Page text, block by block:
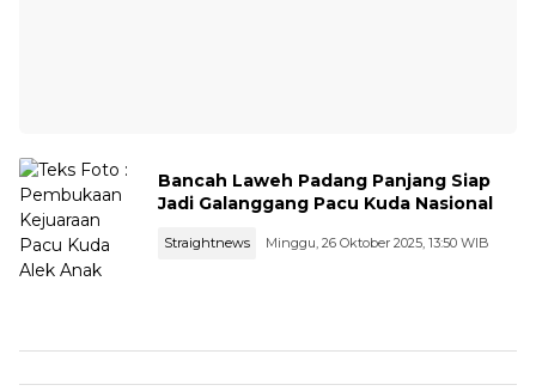
Bancah Laweh Padang Panjang Siap
Jadi Galanggang Pacu Kuda Nasional
Straightnews Minggu, 26 Oktober 2025, 13:50 WIB